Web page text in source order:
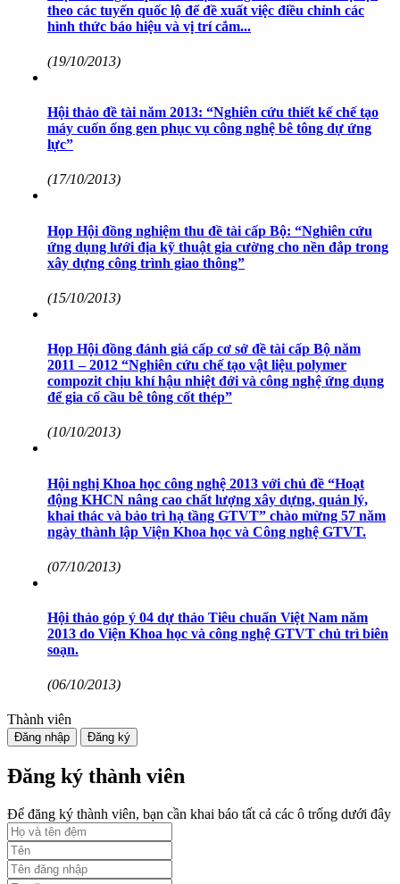
theo các tuyến quốc lộ để đề xuất việc điều chỉnh các
hình thức báo hiệu và vị trí cắm...
(19/10/2013)
Hội thảo đề tài năm 2013: “Nghiên cứu thiết kế chế tạo
máy cuốn ống gen phục vụ công nghệ bê tông dự ứng
lực”
(17/10/2013)
Họp Hội đồng nghiệm thu đề tài cấp Bộ: “Nghiên cứu
ứng dụng lưới địa kỹ thuật gia cường cho nền đắp trong
xây dựng công trình giao thông”
(15/10/2013)
Họp Hội đồng đánh giá cấp cơ sở đề tài cấp Bộ năm
2011 – 2012 “Nghiên cứu chế tạo vật liệu polymer
compozit chịu khí hậu nhiệt đới và công nghệ ứng dụng
để gia cố cầu bê tông cốt thép”
(10/10/2013)
Hội nghị Khoa học công nghệ 2013 với chủ đề “Hoạt
động KHCN nâng cao chất lượng xây dựng, quản lý,
khai thác và bảo trì hạ tầng GTVT” chào mừng 57 năm
ngày thành lập Viện Khoa học và Công nghệ GTVT.
(07/10/2013)
Hội thảo góp ý 04 dự thảo Tiêu chuẩn Việt Nam năm
2013 do Viện Khoa học và công nghệ GTVT chủ trì biên
soạn.
(06/10/2013)
Thành viên
Đăng nhập Đăng ký
Đăng ký thành viên
Để đăng ký thành viên, bạn cần khai báo tất cả các ô trống dưới đây